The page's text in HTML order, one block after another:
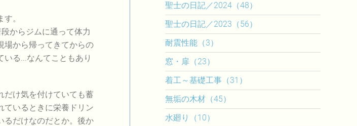
。
からジムに通って体力
場から帰ってきてからの
る...なんてこともあり
だけ気を付けていても蓄
ているときに栄養ドリン
るだけなのだとか。後か
聖士の日記／2024（48）
聖士の日記／2023（56）
耐震性能（3）
窓・扉（23）
着工～基礎工事（31）
無垢の木材（45）
水廻り（10）